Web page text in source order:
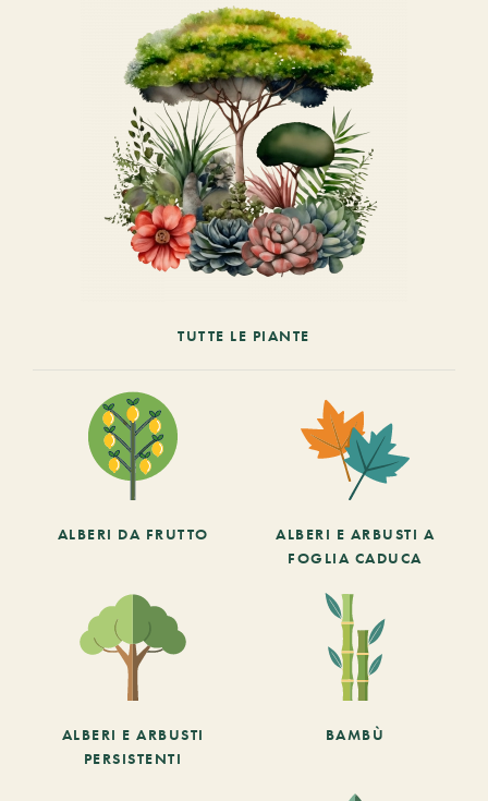
TUTTE LE PIANTE
ALBERI DA FRUTTO
ALBERI E ARBUSTI A
FOGLIA CADUCA
ALBERI E ARBUSTI
PERSISTENTI
BAMBÙ